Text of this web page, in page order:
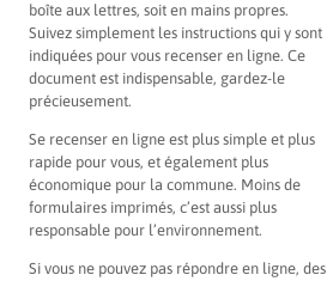
boîte aux lettres, soit en mains propres.
Suivez simplement les instructions qui y sont
indiquées pour vous recenser en ligne. Ce
document est indispensable, gardez-le
précieusement.
Se recenser en ligne est plus simple et plus
rapide pour vous, et également plus
économique pour la commune. Moins de
formulaires imprimés, c’est aussi plus
responsable pour l’environnement.
Si vous ne pouvez pas répondre en ligne, des